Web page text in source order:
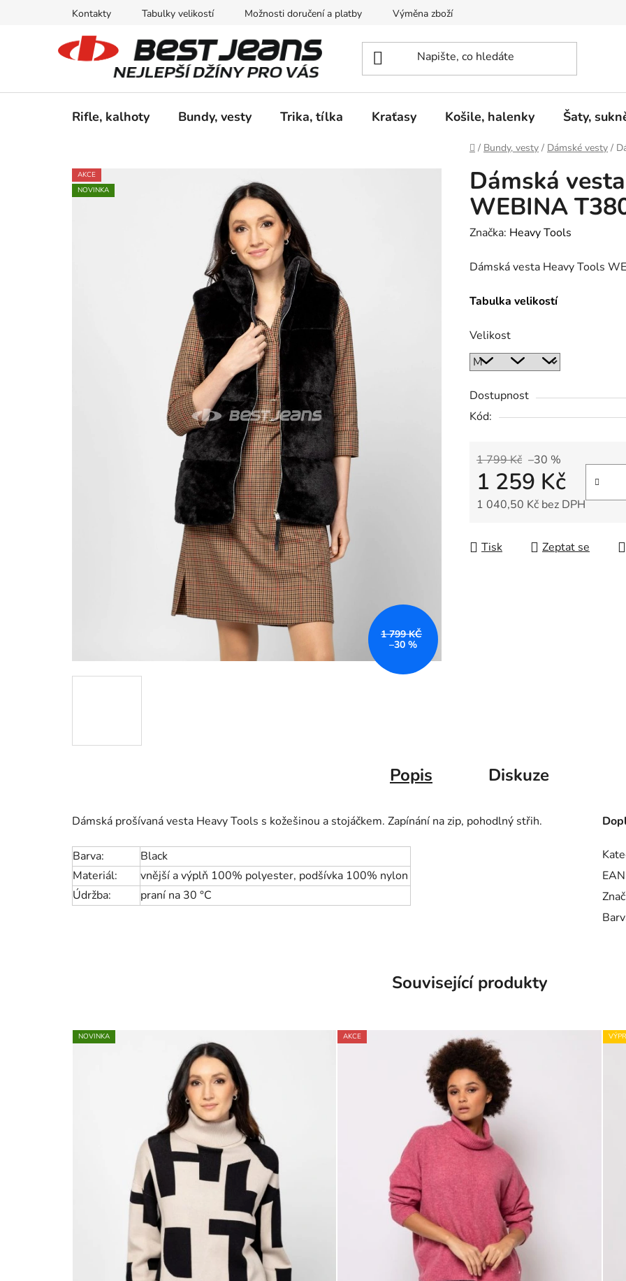
Kontakty Tabulky velikostí Možnosti doručení a platby Výměna zboží
Rifle, kalhoty Bundy, vesty Trika, tílka Kraťasy Košile, halenky Šaty,
Domů
/ Bundy, vesty / Dámské vesty /
Dámská
WEBINA
Značka: Heavy Tools
Dámská vesta Heavy Tools
Tabulka velikostí
Velikost
Dostupnost
Kód:
1 799 Kč –30 %
1 259 Kč
1 040,50 Kč bez DPH
Tisk
Zeptat se
AKCE
NOVINKA
1 799 KČ
–30 %
Popis Diskuze
Dámská prošívaná vesta Heavy Tools s kožešinou a stojáčkem. Zapínání na zip, pohodlný střih.
Barva:
Black
Materiál:
vnější a výplň 100% polyester, podšívka 100% nylon
Údržba:
praní na 30 °C
EAN
Související produkty
NOVINKA AKCE